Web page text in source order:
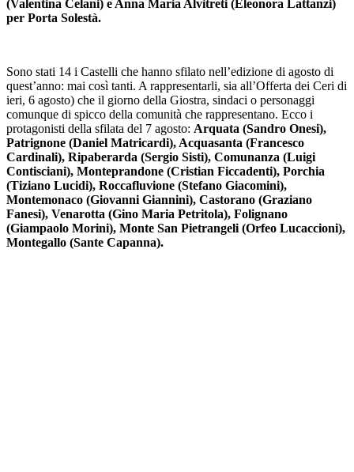
(Valentina Celani) e Anna Maria Alvitreti (Eleonora Lattanzi)
per Porta Solestà.
Sono stati 14 i Castelli che hanno sfilato nell’edizione di agosto di
quest’anno: mai così tanti. A rappresentarli, sia all’Offerta dei Ceri di
ieri, 6 agosto) che il giorno della Giostra, sindaci o personaggi
comunque di spicco della comunità che rappresentano. Ecco i
protagonisti della sfilata del 7 agosto: Arquata (Sandro Onesi),
Patrignone (Daniel Matricardi), Acquasanta (Francesco
Cardinali), Ripaberarda (Sergio Sisti), Comunanza (Luigi
Contisciani), Monteprandone (Cristian Ficcadenti), Porchia
(Tiziano Lucidi), Roccafluvione (Stefano Giacomini),
Montemonaco (Giovanni Giannini), Castorano (Graziano
Fanesi), Venarotta (Gino Maria Petritola), Folignano
(Giampaolo Morini), Monte San Pietrangeli (Orfeo Lucaccioni),
Montegallo (Sante Capanna).